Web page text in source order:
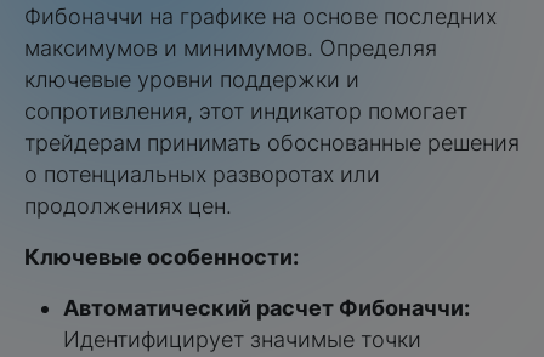
Фибоначчи на графике на основе последних
максимумов и минимумов. Определяя
ключевые уровни поддержки и
сопротивления, этот индикатор помогает
трейдерам принимать обоснованные решения
о потенциальных разворотах или
продолжениях цен.
Ключевые особенности:
Автоматический расчет Фибоначчи:
Идентифицирует значимые точки